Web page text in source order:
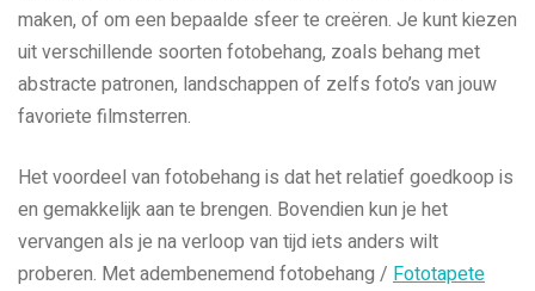
maken, of om een bepaalde sfeer te creëren. Je kunt kiezen
uit verschillende soorten fotobehang, zoals behang met
abstracte patronen, landschappen of zelfs foto’s van jouw
favoriete filmsterren.
Het voordeel van fotobehang is dat het relatief goedkoop is
en gemakkelijk aan te brengen. Bovendien kun je het
vervangen als je na verloop van tijd iets anders wilt
proberen. Met adembenemend fotobehang / Fototapete